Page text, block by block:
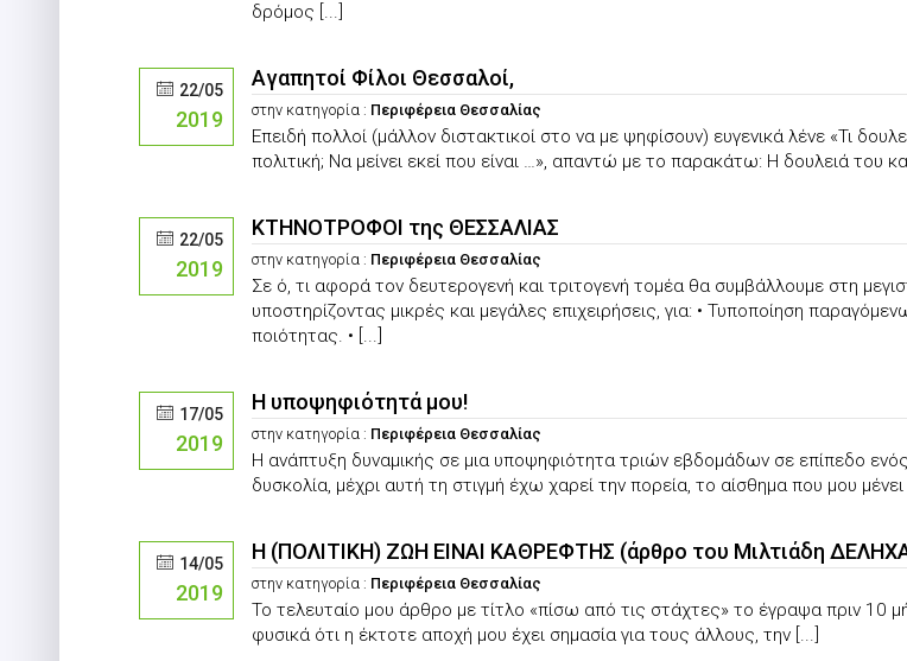
δρόμος [...]
22/05
2019
Αγαπητοί Φίλοι Θεσσαλοί,
στην κατηγορία : Περιφέρεια Θεσσαλίας
Επειδή πολλοί (μάλλον διστακτικοί στο να με ψηφίσουν) ευγενικά λένε «Τι
πολιτική; Να μείνει εκεί που είναι …», απαντώ με το παρακάτω: Η δουλειά του
22/05
2019
ΚΤΗΝΟΤΡΟΦΟΙ της ΘΕΣΣΑΛΙΑΣ
στην κατηγορία : Περιφέρεια Θεσσαλίας
Σε ό, τι αφορά τον δευτερογενή και τριτογενή τομέα θα συμβάλλουμε στη
υποστηρίζοντας μικρές και μεγάλες επιχειρήσεις, για: • Τυποποίηση
ποιότητας. • [...]
17/05
2019
Η υποψηφιότητά μου!
στην κατηγορία : Περιφέρεια Θεσσαλίας
Η ανάπτυξη δυναμικής σε μια υποψηφιότητα τριών εβδομάδων σε επίπεδο
δυσκολία, μέχρι αυτή τη στιγμή έχω χαρεί την πορεία, το αίσθημα που μου μένει
14/05
2019
Η (ΠΟΛΙΤΙΚΗ) ΖΩΗ ΕΙΝΑΙ ΚΑΘΡΕΦΤΗΣ (άρθρο του Μιλτιάδη
στην κατηγορία : Περιφέρεια Θεσσαλίας
Το τελευταίο μου άρθρο με τίτλο «πίσω από τις στάχτες» το έγραψα πριν
φυσικά ότι η έκτοτε αποχή μου έχει σημασία για τους άλλους, την [...]